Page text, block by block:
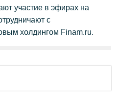
участие в эфирах на
с
холдингом Finam.ru.